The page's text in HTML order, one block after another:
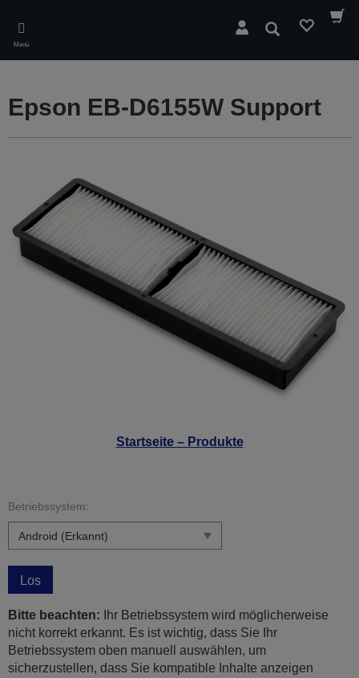
main
content
Menü
Suchen
Startseite – Produkte
Epson EB-D6155W Support
Betriebssystem:
Los
Bitte beachten: Ihr Betriebssystem wird möglicherweise
nicht korrekt erkannt. Es ist wichtig, dass Sie Ihr
Betriebssystem oben manuell auswählen, um
sicherzustellen, dass Sie kompatible Inhalte anzeigen